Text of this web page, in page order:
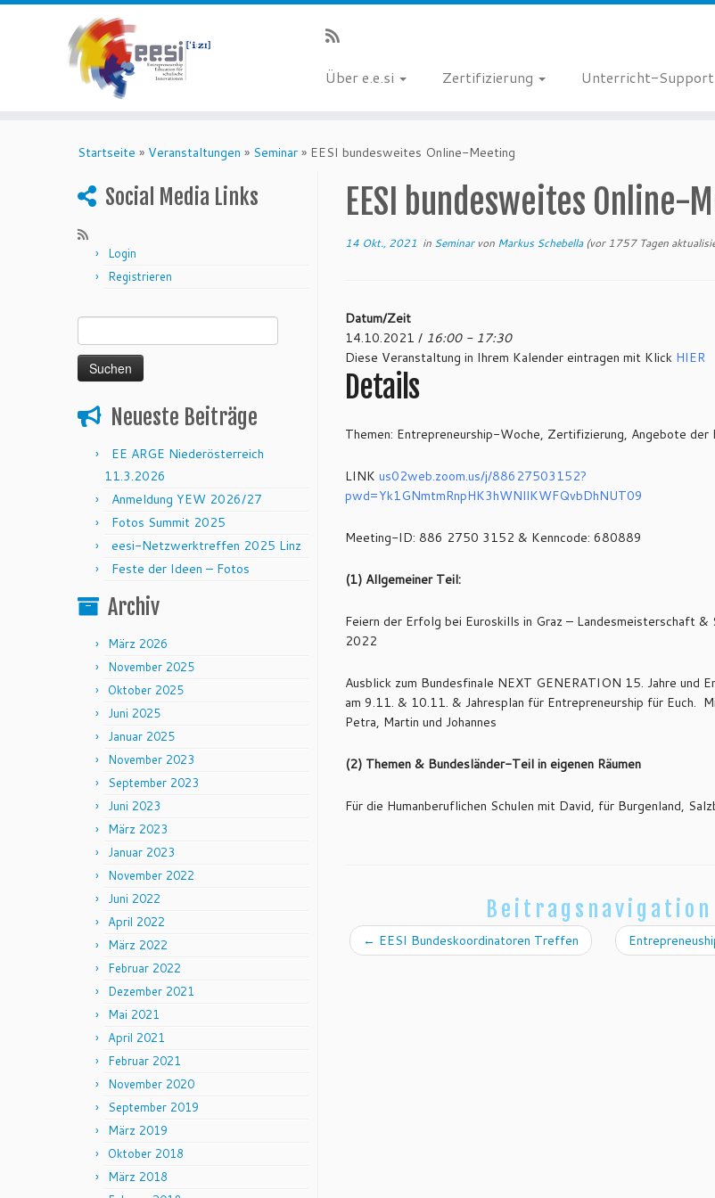
Über e.e.si Zertifizierung Unterricht-Support
Startseite » Veranstaltungen » Seminar » EESI bundesweites Online-Meeting
Social Media Links
Login
Registrieren
Neueste Beiträge
EE ARGE Niederösterreich
11.3.2026
Anmeldung YEW 2026/27
Fotos Summit 2025
eesi-Netzwerktreffen 2025 Linz
Feste der Ideen – Fotos
Archiv
März 2026
November 2025
Oktober 2025
Juni 2025
Januar 2025
November 2023
September 2023
Juni 2023
März 2023
Januar 2023
November 2022
Juni 2022
April 2022
März 2022
Februar 2022
Dezember 2021
Mai 2021
April 2021
Februar 2021
November 2020
September 2019
März 2019
Oktober 2018
März 2018
EESI bundesweites Online-
14 Okt., 2021 in Seminar von Markus Schebella(vor 1757 Tagen
Datum/Zeit
14.10.2021 / 16:00 - 17:30
Diese Veranstaltung in Ihrem Kalender eintragen mit Klick HIER
Details
Themen: Entrepreneurship-Woche, Zertifizierung, Angebote der
LINK us02web.zoom.us/j/88627503152?
pwd=Yk1GNmtmRnpHK3hWNllKWFQvbDhNUT09
Meeting-ID: 886 2750 3152 & Kenncode: 680889
(1) Allgemeiner Teil:
Feiern der Erfolg bei Euroskills in Graz – Landesmeisterschaft
2022
Ausblick zum Bundesfinale NEXT GENERATION 15. Jahre und
am 9.11. & 10.11. & Jahresplan für Entrepreneurship für Euch.
Petra, Martin und Johannes
(2) Themen & Bundesländer-Teil in eigenen Räumen
Für die Humanberuflichen Schulen mit David, für Burgenland,
Beitragsnavigation
← EESI Bundeskoordinatoren Treffen